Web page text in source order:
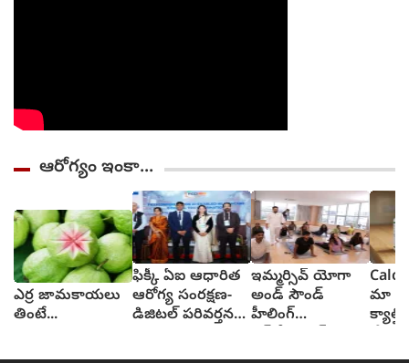
ఆరోగ్యం ఇంకా...
ఎర్ర జామకాయలు
తింటే...
ఫిక్కీ ఏఐ ఆధారిత
ఆరోగ్య సంరక్షణ-
డిజిటల్ పరివర్తన
ఇమ్మర్సివ్ యోగా
అండ్ సౌండ్
హీలింగ్
మా